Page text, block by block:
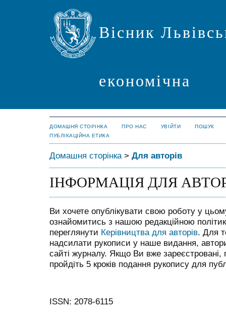
Вісник
економічна
ДОМАШНЯ СТОРІНКА ПРО НАС УВІЙТИ
ПОШУК
ПУБЛІКАЦІЙНА ЕТИКА
Домашня сторінка> Для авторів
ІНФОРМАЦІЯ ДЛЯ
Ви хочете опублікувати свою роботу у
ознайомитись з нашою редакційною
переглянути Керівництва для авторів. Для
надсилати рукописи у наше видання,
сайті журналу. Якщо Ви вже зареєстровані,
пройдіть 5 кроків подання рукопису для
ISSN: 2078-6115